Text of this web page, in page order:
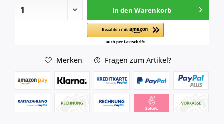
In den Warenkorb
Merken Fragen zum Artikel?